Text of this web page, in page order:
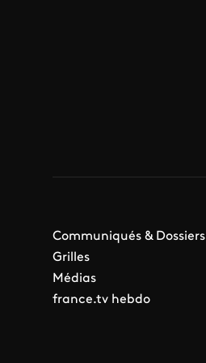
Communiqués & Dossiers
Grilles
Médias
france.tv hebdo